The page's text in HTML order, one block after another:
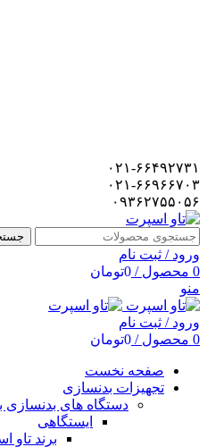
۰۲۱-۶۶۴۹۲۷۳۱
۰۲۱-۶۶۹۶۶۷۰۳
۰۹۳۶۲۷۵۵۰۵۶
ورود / ثبت نام
0 محصول / تومان0
منو
ورود / ثبت نام
0 محصول / تومان0
صفحه نخست
تجهیزات بدنسازی
دستگاه های بدنسازی
ایستگاهی
برند تاو